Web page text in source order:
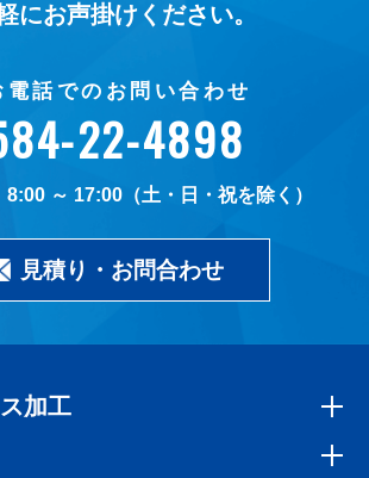
にお声掛けください。
電話でのお問い合わせ
22-4898
8:00 ～ 17:00（土・日・祝を除く）
見積り・お問合わせ
加工